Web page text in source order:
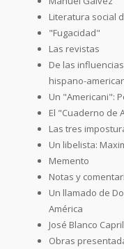
Literatura social
"Fugacidad"
Las revistas
De las
hispano-
Un "Americani":
El "Cuaderno de
Las tres
Un libelista:
Memento
Notas y
Un llamado de
América
José Blanco
Obras